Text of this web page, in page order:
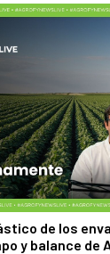
de los
y balance de